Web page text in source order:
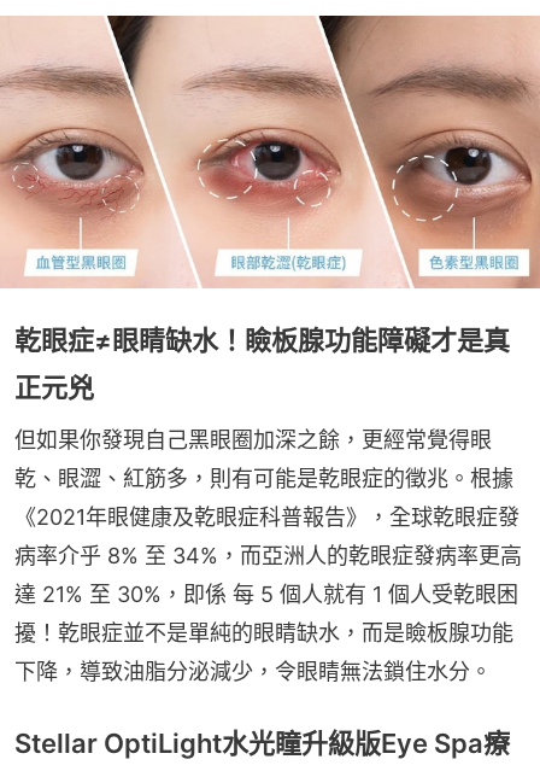
乾眼症≠眼睛缺水！瞼板腺功能障礙才是真
正元兇
但如果你發現自己黑眼圈加深之餘，更經常覺得眼
乾、眼澀、紅筋多，則有可能是乾眼症的徵兆。根據
《2021年眼健康及乾眼症科普報告》，全球乾眼症發
病率介乎 8% 至 34%，而亞洲人的乾眼症發病率更高
達 21% 至 30%，即係 每 5 個人就有 1 個人受乾眼困
擾！乾眼症並不是單純的眼睛缺水，而是瞼板腺功能
下降，導致油脂分泌減少，令眼睛無法鎖住水分。
Stellar OptiLight水光瞳升級版Eye Spa療